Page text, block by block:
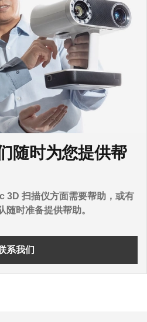
随时为您提供帮
3D 扫描仪方面需要帮助，或有
随时准备提供帮助。
系我们